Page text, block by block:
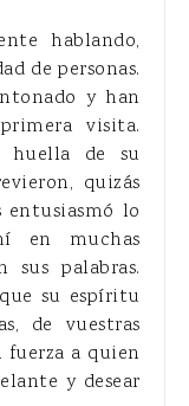
hablando,
de personas.
y han
visita.
huella de su
quizás
lo
en muchas
sus palabras.
su espíritu
de vuestras
fuerza a quien
y desear